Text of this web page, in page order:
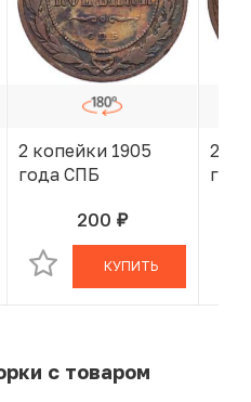
2 копейки 1905
года СПБ
200 руб.
В КОРЗИНЕ
КУПИТЬ
2
с товаром